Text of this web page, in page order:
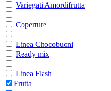
Variegati Amordifrutta
Coperture
Linea Chocobuoni
Ready mix
Linea Flash
Frutta